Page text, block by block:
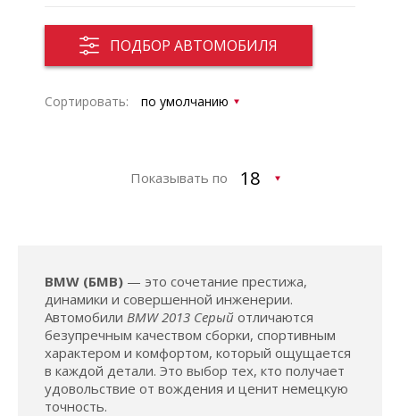
ПОДБОР АВТОМОБИЛЯ
Сортировать:
Показывать по
BMW (БМВ) — это сочетание престижа,
динамики и совершенной инженерии.
Автомобили BMW 2013 Серый отличаются
безупречным качеством сборки, спортивным
характером и комфортом, который ощущается
в каждой детали. Это выбор тех, кто получает
удовольствие от вождения и ценит немецкую
точность.